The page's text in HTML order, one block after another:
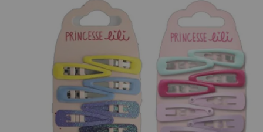
изображенията